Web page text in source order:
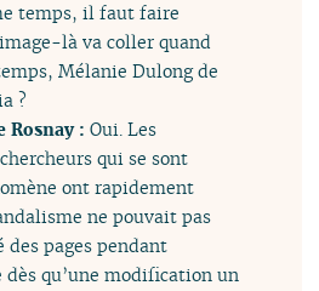
temps, il faut faire
là va coller quand
Mélanie Dulong de
?
Rosnay :Oui. Les
qui se sont
ont rapidement
ne pouvait pas
pages pendant
qu’une modification un